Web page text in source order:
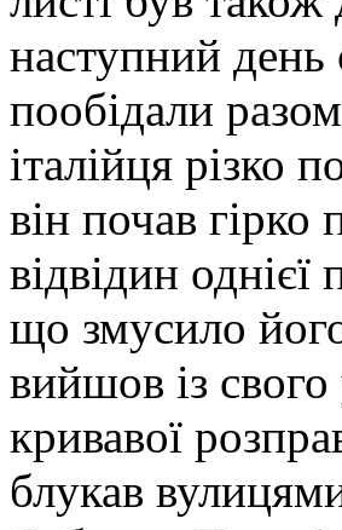
наступний день
пообідали
італійця різко
він почав гірко
відвідин
що змусило
вийшов із
кривавої
блукав